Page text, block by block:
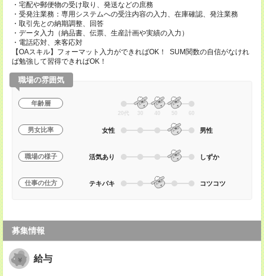
・宅配や郵便物の受け取り、発送などの庶務
・受発注業務：専用システムへの受注内容の入力、在庫確認、発注業務
・取引先との納期調整、回答
・データ入力（納品書、伝票、生産計画や実績の入力）
・電話応対、来客応対
【OAスキル】フォーマット入力ができればOK！ SUM関数の自信がなけれ
ば勉強して習得できればOK！
職場の雰囲気
年齢層
20代 30 40 50 60
男女比率 女性 男性
職場の様子 活気あり しずか
仕事の仕方 テキパキ コツコツ
募集情報
給与